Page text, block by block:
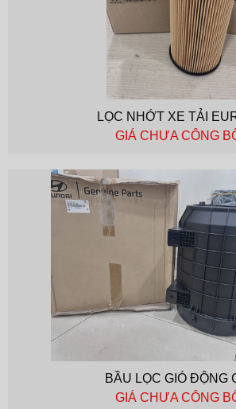
LỌC NHỚT XE TẢI
GIÁ CHƯA CÔNG
BẦU LỌC GIÓ ĐỘNG
GIÁ CHƯA CÔNG